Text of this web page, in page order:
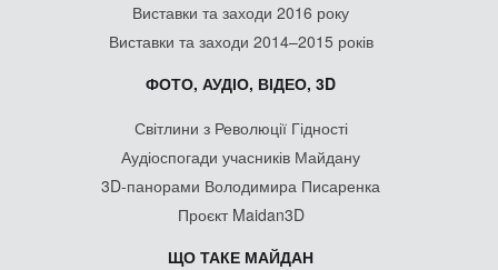
Виставки та заходи 2016 року
Виставки та заходи 2014–2015 років
ФОТО, АУДІО, ВІДЕО, 3D
Світлини з Революції Гідності
Аудіоспогади учасників Майдану
3D-панорами Володимира Писаренка
Проєкт Maidan3D
ЩО ТАКЕ МАЙДАН